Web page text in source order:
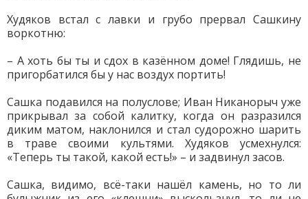
Худяков встал с лавки и грубо прервал Сашкину
воркотню:
– А хоть бы ты и сдох в казённом доме! Глядишь, не
пригорбатился бы у нас воздух портить!
Сашка подавился на полуслове; Иван Никанорыч уже
прикрывал за собой калитку, когда он разразился
диким матом, наклонился и стал судорожно шарить
в траве своими культями. Худяков усмехнулся:
«Теперь ты такой, какой есть!» – и задвинул засов.
Сашка, видимо, всё-таки нашёл камень, но то ли